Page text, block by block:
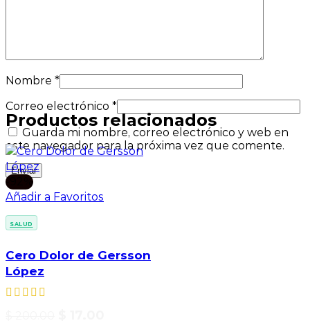
Nombre *
Correo electrónico *
Guarda mi nombre, correo electrónico y web en
este navegador para la próxima vez que comente.
Productos relacionados
-92%
Añadir a Favoritos
Cero Dolor de Gersson
López
SALUD